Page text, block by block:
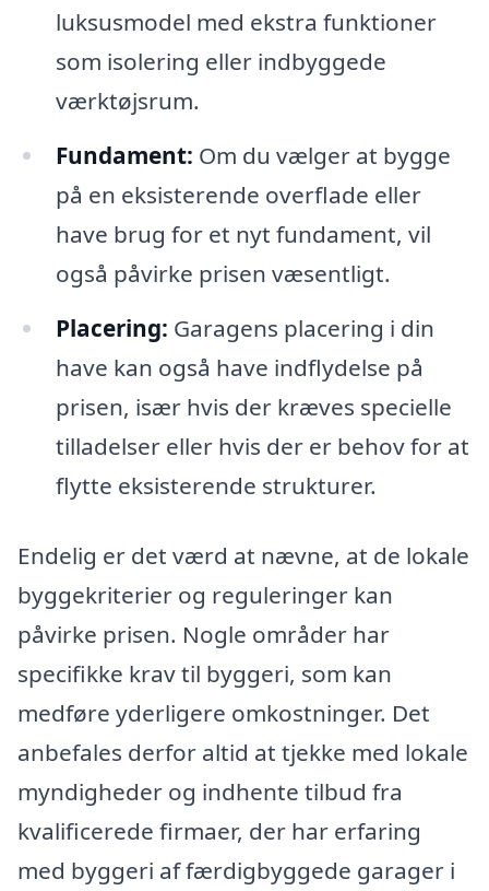
luksusmodel med ekstra funktioner
som isolering eller indbyggede
værktøjsrum.
Fundament: Om du vælger at bygge
på en eksisterende overflade eller
have brug for et nyt fundament, vil
også påvirke prisen væsentligt.
Placering: Garagens placering i din
have kan også have indflydelse på
prisen, især hvis der kræves specielle
tilladelser eller hvis der er behov for at
flytte eksisterende strukturer.
Endelig er det værd at nævne, at de lokale
byggekriterier og reguleringer kan
påvirke prisen. Nogle områder har
specifikke krav til byggeri, som kan
medføre yderligere omkostninger. Det
anbefales derfor altid at tjekke med lokale
myndigheder og indhente tilbud fra
kvalificerede firmaer, der har erfaring
med byggeri af færdigbyggede garager i